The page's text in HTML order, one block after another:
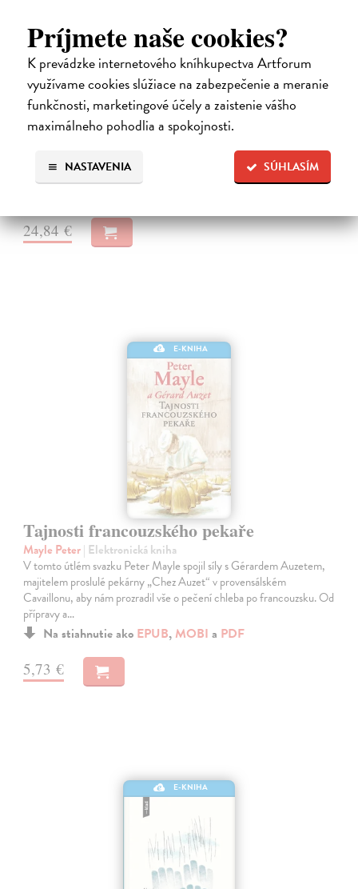
Príjmete naše cookies?
K prevádzke internetového kníhkupectva Artforum
využívame cookies slúžiace na zabezpečenie a meranie
funkčnosti, marketingové účely a zaistenie vášho
maximálneho pohodlia a spokojnosti.
SÚHLASÍM
NASTAVENIA
Město a jeho nejisté zdi
Murakami Haruki| Elektronická kniha
Město a jeho nejisté zdi – dlouho očekávaný román Harukiho
tematicky se prolíná s jeho kultovním dílem Konec světa & Hard-
boiled Wonderland.…
24,84 €
E-KNIHA
Tajnosti francouzského pekaře
Mayle Peter| Elektronická kniha
V tomto útlém svazku Peter Mayle spojil síly s Gérardem Auzetem,
majitelem proslulé pekárny „Chez Auzet“ v provensálském
Cavaillonu, aby nám prozradil vše o pečení chleba po francouzsku. Od
přípravy a…
Na stiahnutie ako EPUB, MOBI a PDF
5,73 €
E-KNIHA